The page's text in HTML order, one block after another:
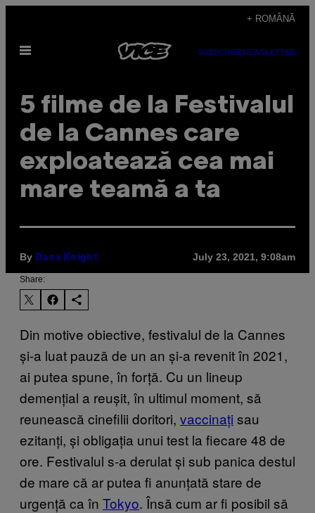
content
+ ROMÂNĂ
Open
SUBSCRIBENEWSLETTER
5 filme de la Festivalul
de la Cannes care
exploatează cea mai
mare teamă a ta
By Dana Knight July 23, 2021, 9:08am
Share:
Din motive obiective, festivalul de la Cannes
și-a luat pauză de un an și-a revenit în 2021,
ai putea spune, în forță. Cu un lineup
demențial a reușit, în ultimul moment, să
reunească cinefilii doritori, vaccinați sau
ezitanți, și obligația unui test la fiecare 48 de
ore. Festivalul s-a derulat și sub panica destul
de mare că ar putea fi anunțată stare de
urgență ca în Tokyo. Însă cum ar fi posibil să